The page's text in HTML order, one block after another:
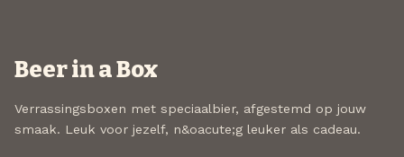
Beer in a Box
Verrassingsboxen met speciaalbier, afgestemd op jouw
smaak. Leuk voor jezelf, n&oacute;g leuker als cadeau.